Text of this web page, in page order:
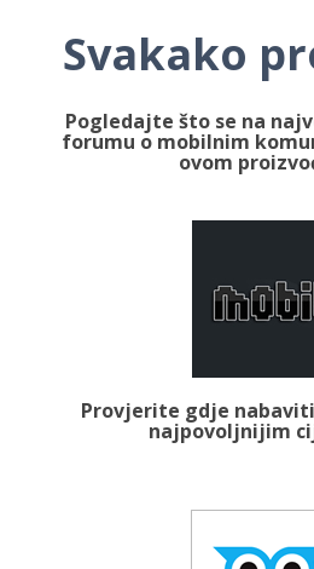
Svakako
Pogledajte što se na
forumu o mobilnim
ovom
Provjerite gdje
najpovoljnijim